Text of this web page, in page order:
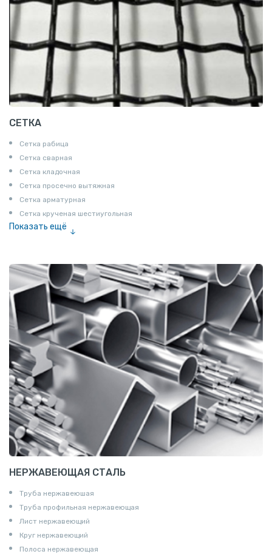
СЕТКА
Сетка рабица
Сетка сварная
Сетка кладочная
Сетка просечно вытяжная
Сетка арматурная
Сетка крученая шестиугольная
Показать ещё
НЕРЖАВЕЮЩАЯ СТАЛЬ
Труба нержавеюшая
Труба профильная нержавеющая
Лист нержавеющий
Круг нержавеющий
Полоса нержавеющая